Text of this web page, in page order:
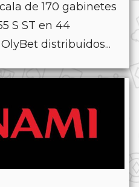
de 170 gabinetes
S ST en 44
distribuidos...